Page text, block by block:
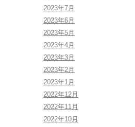
2023年7月
2023年6月
2023年5月
2023年4月
2023年3月
2023年2月
2023年1月
2022年12月
2022年11月
2022年10月